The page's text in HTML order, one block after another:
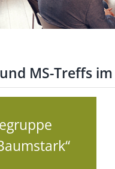
Fahr- MS-Treffs